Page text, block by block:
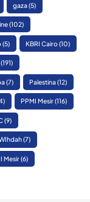
gaza(5)
(102)
(5) KBRI Cairo(10)
(191)
(7) Palestina(12)
PPMI Mesir(116)
(9)
(7)
Mesir(6)